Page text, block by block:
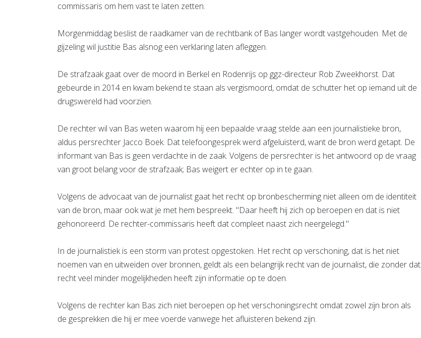
commissaris om hem vast te laten zetten.
Morgenmiddag beslist de raadkamer van de rechtbank of Bas langer wordt vastgehouden. Met de
gijzeling wil justitie Bas alsnog een verklaring laten afleggen.
De strafzaak gaat over de moord in Berkel en Rodenrijs op ggz-directeur Rob Zweekhorst. Dat
gebeurde in 2014 en kwam bekend te staan als vergismoord, omdat de schutter het op iemand uit de
drugswereld had voorzien.
De rechter wil van Bas weten waarom hij een bepaalde vraag stelde aan een journalistieke bron,
aldus persrechter Jacco Boek. Dat telefoongesprek werd afgeluisterd, want de bron werd getapt. De
informant van Bas is geen verdachte in de zaak. Volgens de persrechter is het antwoord op de vraag
van groot belang voor de strafzaak; Bas weigert er echter op in te gaan.
Volgens de advocaat van de journalist gaat het recht op bronbescherming niet alleen om de identiteit
van de bron, maar ook wat je met hem bespreekt. "Daar heeft hij zich op beroepen en dat is niet
gehonoreerd. De rechter-commissaris heeft dat compleet naast zich neergelegd."
In de journalistiek is een storm van protest opgestoken. Het recht op verschoning, dat is het niet
noemen van en uitweiden over bronnen, geldt als een belangrijk recht van de journalist, die zonder dat
recht veel minder mogelijkheden heeft zijn informatie op te doen.
Volgens de rechter kan Bas zich niet beroepen op het verschoningsrecht omdat zowel zijn bron als
de gesprekken die hij er mee voerde vanwege het afluisteren bekend zijn.